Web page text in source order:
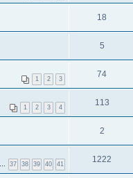
18
5
1 2 3 74
1 2 3 4 113
2
37 38 39 40 41 1222